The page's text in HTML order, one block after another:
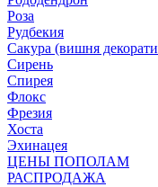
Роза
Рудбекия
Сакура (вишня
Сирень
Спирея
Флокс
Фрезия
Хоста
Эхинацея
ЦЕНЫ ПОПОЛАМ
РАСПРОДАЖА